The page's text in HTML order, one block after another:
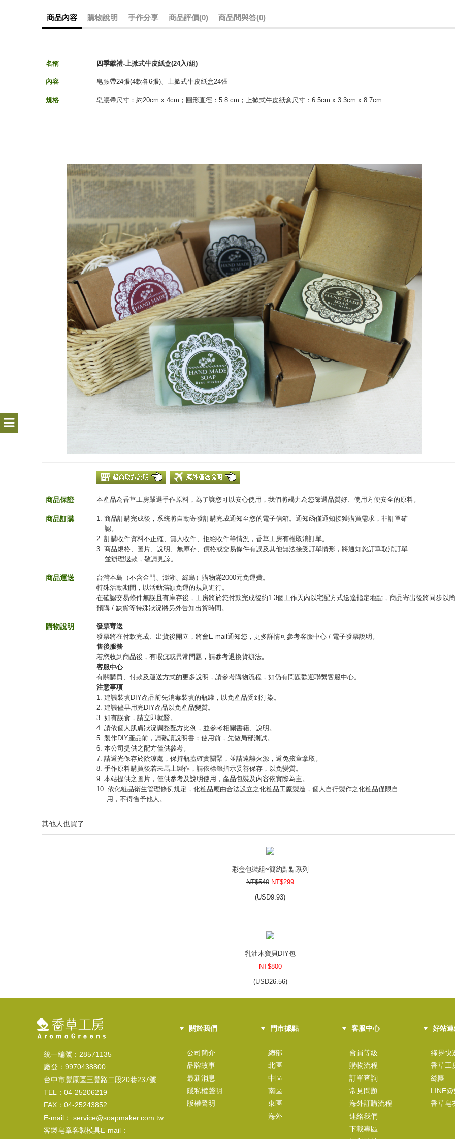
商品內容 購物說明 手作分享 商品評價(0) 商品問與答(0)
名稱 四季獻禮-上掀式牛皮紙盒(24入/組)
內容 皂腰帶24張(4款各6張)、上掀式牛皮紙盒24張
規格 皂腰帶尺寸：約20cm x 4cm；圓形直徑：5.8 cm；上掀式牛皮紙盒尺寸：6.5cm x 3.3cm x 8.7cm
商品保證 本產品為香草工房嚴選手作原料，為了讓您可以安心使用，我們將竭力為您篩選品質好、使用方便安全的原料。
商品訂購
1. 商品訂購完成後，系統將自動寄發訂購完成通知至您的電子信箱。通知函僅通知接獲購買需求，非訂單確
認。
2. 訂購收件資料不正確、無人收件、拒絕收件等情況，香草工房有權取消訂單。
3. 商品規格、圖片、說明、無庫存、價格或交易條件有誤及其他無法接受訂單情形，將通知您訂單取消訂單
並辦理退款，敬請見諒。
商品運送
台灣本島（不含金門、澎湖、綠島）購物滿2000元免運費。
特殊活動期間，以活動滿額免運的規則進行。
在確認交易條件無誤且有庫存後，工房將於您付款完成後約1-3個工作天內以宅配方式送達指定地點，商品寄出後將同步以簡
預購 / 缺貨等特殊狀況將另外告知出貨時間。
購物說明
發票寄送
發票將在付款完成、出貨後開立，將會E-mail通知您，更多詳情可參考客服中心 / 電子發票說明。
售後服務
若您收到商品後，有瑕疵或異常問題，請參考退換貨辦法。
客服中心
有關購買、付款及運送方式的更多說明，請參考購物流程，如仍有問題歡迎聯繫客服中心。
注意事項
1. 建議裝填DIY產品前先消毒裝填的瓶罐，以免產品受到汙染。
2. 建議儘早用完DIY產品以免產品變質。
3. 如有誤食，請立即就醫。
4. 請依個人肌膚狀況調整配方比例，並參考相關書籍、說明。
5. 製作DIY產品前，請熟讀說明書；使用前，先做局部測試。
6. 本公司提供之配方僅供參考。
7. 請避光保存於陰涼處，保持瓶蓋確實關緊，並請遠離火源，避免孩童拿取。
8. 手作原料購買後若未馬上製作，請依標籤指示妥善保存，以免變質。
9. 本站提供之圖片，僅供參考及說明使用，產品包裝及內容依實際為主。
10. 依化粧品衛生管理條例規定，化粧品應由合法設立之化粧品工廠製造，個人自行製作之化粧品僅限自
用，不得售予他人。
其他人也買了
彩盒包裝組~簡約點點系列
NT$540 NT$299
(USD9.93)
乳油木寶貝DIY包
NT$800
(USD26.56)
NT$150
USD 4.98)
統一編號：28571135
廠登：9970438800
台中市豐原區三豐路二段20巷237號
TEL：04-25206219
FAX：04-25243852
E-mail： service@soapmaker.com.tw
客製皂章客製模具E-mail：
關於我們
公司簡介
品牌故事
最新消息
隱私權聲明
版權聲明
門市據點
總部
北區
中區
南區
東區
海外
客服中心
會員等級
購物流程
訂單查詢
常見問題
海外訂購流程
連絡我們
下載專區
好站
綠界快
香草工
絲團
香草皂